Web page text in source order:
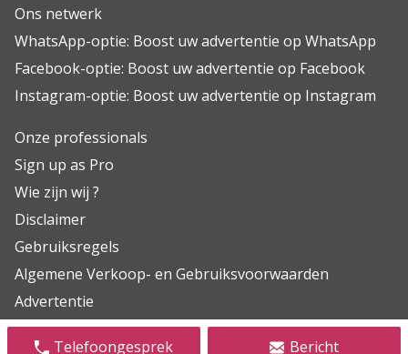
Telefoongesprek Bericht
Ons netwerk
WhatsApp-optie: Boost uw advertentie op WhatsApp
Facebook-optie: Boost uw advertentie op Facebook
Instagram-optie: Boost uw advertentie op Instagram
Onze professionals
Sign up as Pro
Wie zijn wij ?
Disclaimer
Gebruiksregels
Algemene Verkoop- en Gebruiksvoorwaarden
Advertentie
FAQ